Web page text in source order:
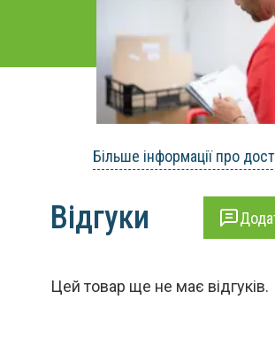
Більше інформації про
Відгуки
Цей товар ще не має відгуків.